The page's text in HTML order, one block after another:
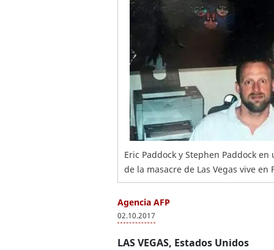
Eric Paddock y Stephen Paddock
de la masacre de Las Vegas vive
Agencia AFP
02.10.2017
LAS VEGAS, Estados Unidos